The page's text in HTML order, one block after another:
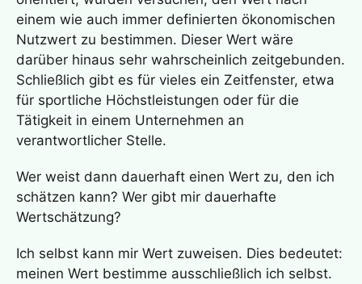
einem wie auch immer definierten ökonomischen
Nutzwert zu bestimmen. Dieser Wert wäre
darüber hinaus sehr wahrscheinlich zeitgebunden.
Schließlich gibt es für vieles ein Zeitfenster, etwa
für sportliche Höchstleistungen oder für die
Tätigkeit in einem Unternehmen an
verantwortlicher Stelle.
Wer weist dann dauerhaft einen Wert zu, den ich
schätzen kann? Wer gibt mir dauerhafte
Wertschätzung?
Ich selbst kann mir Wert zuweisen. Dies bedeutet:
meinen Wert bestimme ausschließlich ich selbst.